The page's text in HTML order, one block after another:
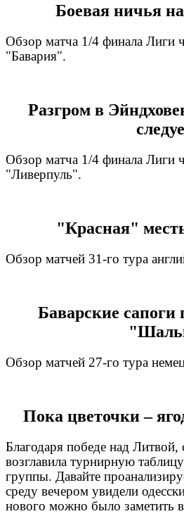
Боевая ничья
Обзор матча 1/4 финала Лиги
"Бавария".
Разгром в
Обзор матча 1/4 финала
"Ливерпуль".
"Красная"
Обзор матчей 31-го тура
Баварские сапоги
Обзор матчей 27-го тура
Пока цветочки –
Благодаря победе над
возглавила турнирную
группы. Давайте
среду вечером увидели
нового можно было заметить